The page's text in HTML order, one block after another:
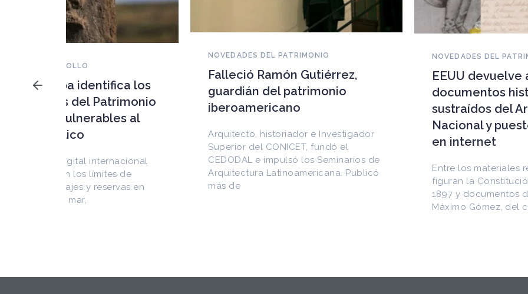
Falleció Ramón Gutiérrez,
guardián del patrimonio
iberoamericano
Arquitecto, historiador e Investigador
Superior del CONICET, fundó el
CEDODAL e impulsó los Seminarios de
Arquitectura Latinoamericana. Publicó
más de
NOVEDADES DEL PATRIMONIO
EEUU devuelve a Cuba
documentos históricos
sustraídos del Archivo
Nacional y puestos a la venta
en internet
Entre los materiales recuperados
figuran la Constitución de la Yaya de
1897 y documentos del Generalísimo
Máximo Gómez, del canciller